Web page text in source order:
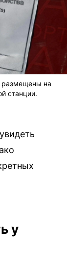
на
станции.
у